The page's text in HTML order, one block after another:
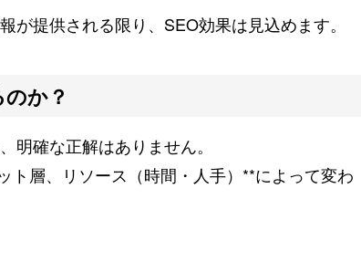
提供される限り、SEO効果は見込めます。
か？
明確な正解はありません。
層、リソース（時間・人手）**によって変わ